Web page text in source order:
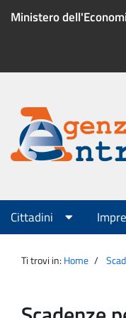
Ministero
Menu
servizio
Agenzia
Entrate
Menu
principale
Cittadini
Ti trovi in: Home